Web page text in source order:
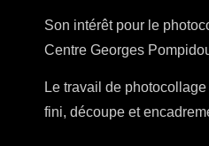
Son intérêt pour le
Centre Georges
Le travail de
fini, découpe et